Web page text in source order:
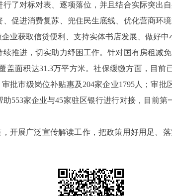
对标对表、逐项落位，并且结合实际突出
促进消费复苏、兜住民生底线、优化营商环
业获取信贷便利、支持实体书店发展、做好中
进，切实助力纾困工作。针对国有房租减
盖面积达31.3万平方米。社保缓缴方面，目
批市级岗位补贴惠及204家企业1795人；审
553家企业与45家驻区银行进行对接，目前
展广泛宣传解读工作，把政策用好用足、